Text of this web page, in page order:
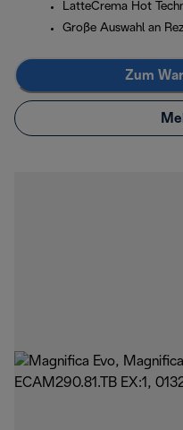
LatteCrema Hot
Große Auswahl an
Zum